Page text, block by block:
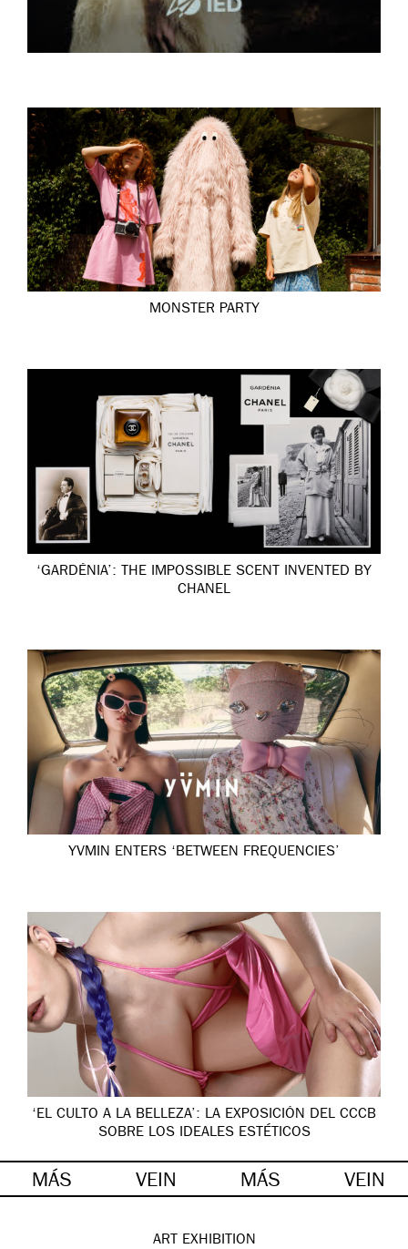
MONSTER PARTY
‘GARDÉNIA’: THE IMPOSSIBLE SCENT INVENTED BY
CHANEL
YVMIN ENTERS ‘BETWEEN FREQUENCIES’
‘EL CULTO A LA BELLEZA’: LA EXPOSICIÓN DEL CCCB
SOBRE LOS IDEALES ESTÉTICOS
MÁS VEIN MÁS VEIN
ART EXHIBITION